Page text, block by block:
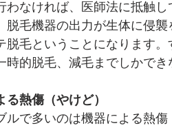
わなければ、医師法に抵触
脱毛機器の出力が生体に侵
脱毛ということになります
時的脱毛、減毛までしかで
る熱傷（やけど）
ルで多いのは機器による熱